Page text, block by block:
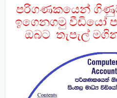
පරිගණකයෙන්
ඉගෙනගමු වීඩියෝ
ඔබට තැපැල්